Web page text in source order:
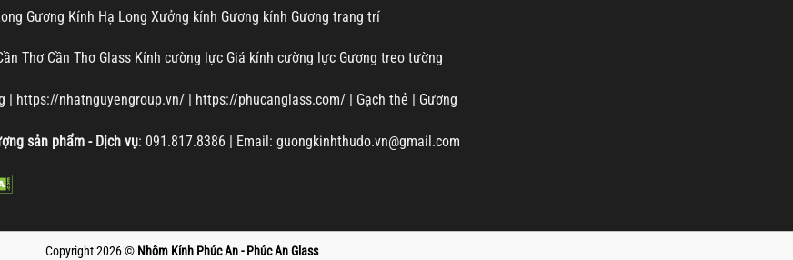
Gương Kính Hạ Long Xưởng kính Gương kính Gương trang trí
Thơ Cần Thơ Glass Kính cường lực Giá kính cường lực Gương treo tường
https://nhatnguyengroup.vn/ https://phucanglass.com/ Gạch thẻ Gương
sản phẩm - Dịch vụ: 091.817.8386 | Email: guongkinhthudo.vn@gmail.com
Copyright 2026 © Nhôm Kính Phúc An - Phúc An Glass